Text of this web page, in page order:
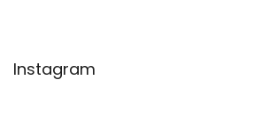
Instagram